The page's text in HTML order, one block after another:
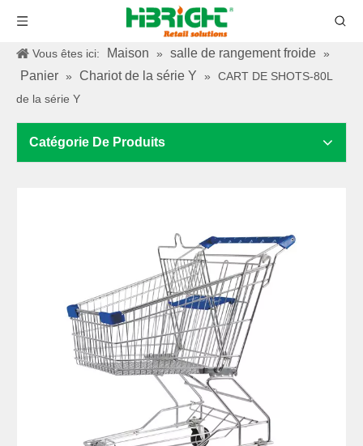
Vous êtes ici: Maison » salle de rangement froide »
Panier » Chariot de la série Y »
CART DE SHOTS-80L
de la série Y
Catégorie De Produits